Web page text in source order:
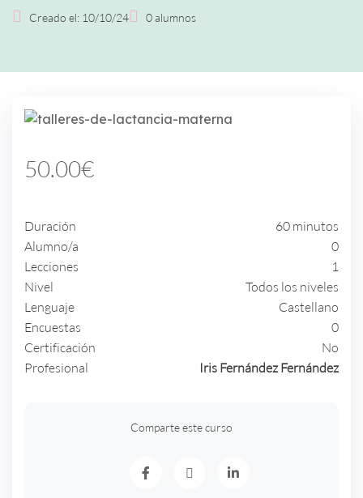
Creado el: 10/10/24 0alumnos
50.00€
Duración
60 minutos
0
Alumno/a
1
Lecciones
Nivel
Todos los niveles
Lenguaje
Castellano
0
Encuestas
Certificación
No
Profesional
Iris Fernández Fernández
Comparte este curso